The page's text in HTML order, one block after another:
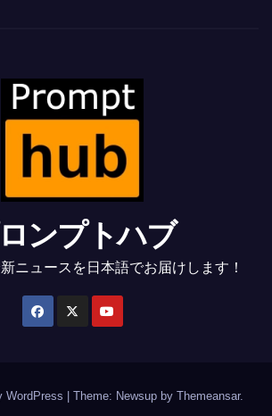
ンプトハブ
ニュースを日本語でお届けします！
WordPress Theme: Newsup by Themeansar.